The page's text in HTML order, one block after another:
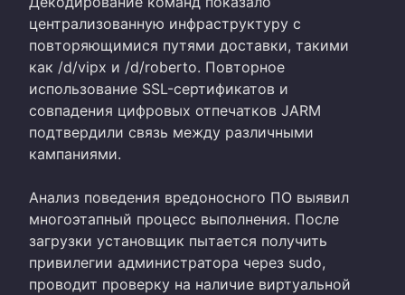
централизованную инфраструктуру с
повторяющимися путями доставки, такими
как /d/vipx и /d/roberto. Повторное
использование SSL-сертификатов и
совпадения цифровых отпечатков JARM
подтвердили связь между различными
кампаниями.
Анализ поведения вредоносного ПО выявил
многоэтапный процесс выполнения. После
загрузки установщик пытается получить
привилегии администратора через sudo,
проводит проверку на наличие виртуальной